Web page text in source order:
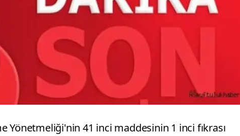
Yönetmeliği'nin 41 inci maddesinin 1 inci fıkrası